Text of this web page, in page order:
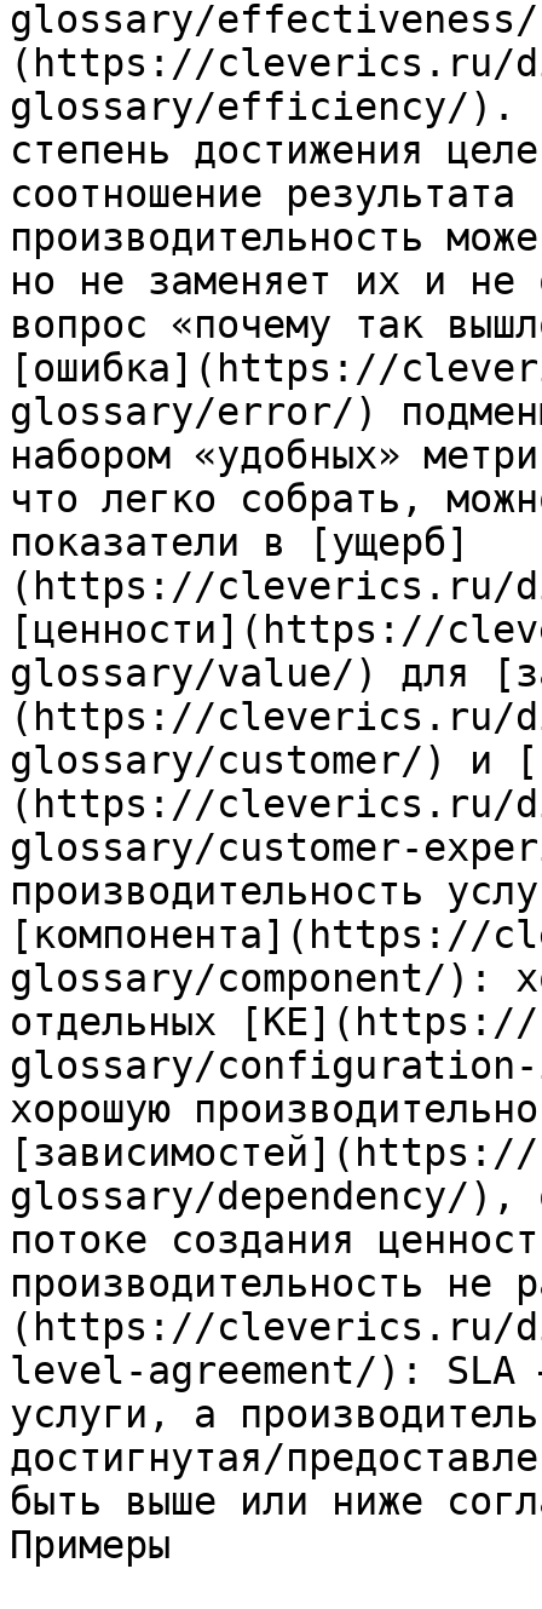
glossary/effectiveness/
(https://cleverics.ru/
glossary/efficiency/).
степень достижения
соотношение
производительность
но не заменяет их и не
вопрос «почему так
[ошибка](https://
glossary/error/) подмены
набором «удобных»
что легко собрать,
показатели в [ущерб]
(https://cleverics.ru/
[ценности](https://
glossary/value/) для
(https://cleverics.ru/
glossary/customer/) и
(https://cleverics.ru/
glossary/customer-
производительность
glossary/component/):
отдельных
glossary/configuration-
хорошую
glossary/dependency/),
потоке создания
производительность не
(https://cleverics.ru/
level-agreement/): SLA
услуги, а
достигнутая/
быть выше или ниже
Примеры